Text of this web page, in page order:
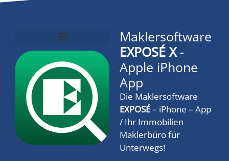
Maklersoftware
EXPOSÉ X-
Apple iPhone
App
Die Maklersoftware
EXPOSÉ– iPhone – App
/ Ihr Immobilien
Maklerbüro für
Unterwegs!